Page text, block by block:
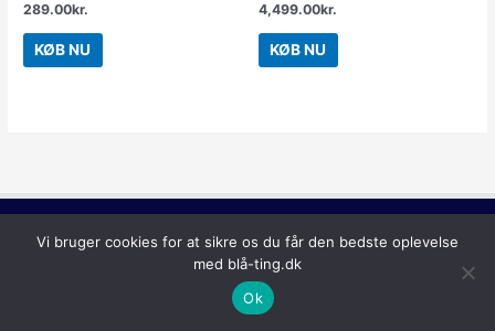
289.00kr.
KØB NU
4,499.00kr.
KØB NU
Copyright © 2026
Blå Ting
Vi bruger cookies for at sikre os du får den bedste oplevelse
med blå-ting.dk
Ok